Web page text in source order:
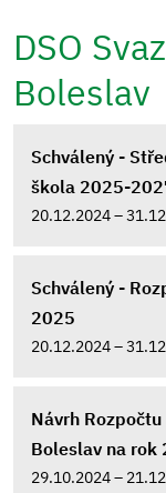
DSO
Boleslav
Schválený -
škola 2025-
20.12.2024 –
Schválený -
2025
20.12.2024 –
Návrh
Boleslav na rok
29.10.2024 –